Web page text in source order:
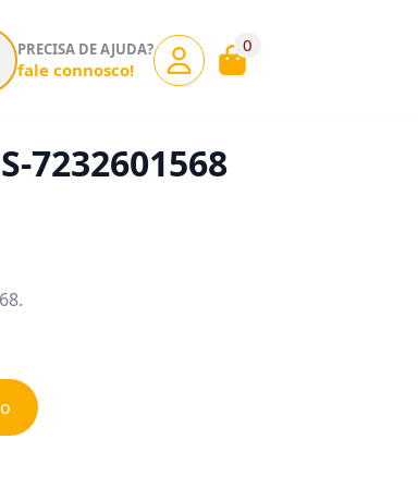
PRECISA DE AJUDA?
fale connosco!
0
7232601568